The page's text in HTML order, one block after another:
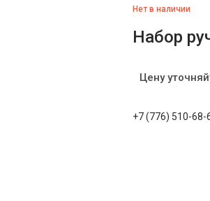
Нет в наличии
Набор
Цену
+7 (776) 510-68-